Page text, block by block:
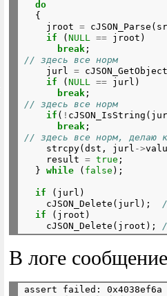
do
  {
    jroot
=
if ( NULL == jroot)
break;
// здесь все норм
jurl =
if ( NULL == jurl)
break;
// здесь все норм
if ( !
break;
// здесь все норм,
strcpy(dst, jurl ->
    result
= true ;
  }
while ( false
if (jurl)
    cJSON_Delete(jurl);
if (jroot)
    cJSON_Delete(jroot);
В логе
assert failed: 0x4038ef6a